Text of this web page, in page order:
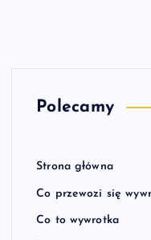
Polecamy
Strona główna
Co przewozi się
Co to wywrotka